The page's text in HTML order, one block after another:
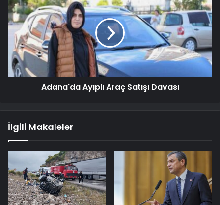
Adana'da Ayıplı Araç Satışı Davası
İlgili Makaleler